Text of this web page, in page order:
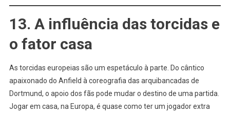
13. A influência das torcidas e
o fator casa
As torcidas europeias são um espetáculo à parte. Do cântico
apaixonado do Anfield à coreografia das arquibancadas de
Dortmund, o apoio dos fãs pode mudar o destino de uma partida.
Jogar em casa, na Europa, é quase como ter um jogador extra